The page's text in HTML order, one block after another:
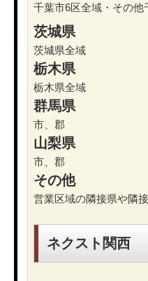
千葉市6区全域・その他
茨城県
茨城県全域
栃木県
栃木県全域
群馬県
市、郡
山梨県
市、郡
その他
営業区域の隣接県や隣
ネクスト関西